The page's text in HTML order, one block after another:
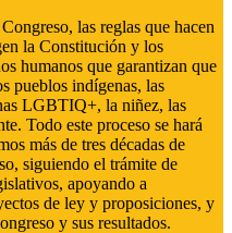
las reglas que hacen
la Constitución y los
humanos que garantizan que
pueblos indígenas, las
LGBTIQ+, la niñez, las
Todo este proceso se hará
más de tres décadas de
siguiendo el trámite de
apoyando a
de ley y proposiciones, y
y sus resultados.